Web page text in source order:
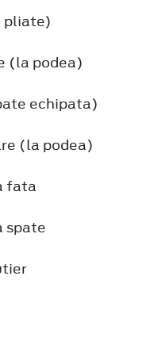
pliate)
(la podea)
echipata)
(la podea)
fata
spate